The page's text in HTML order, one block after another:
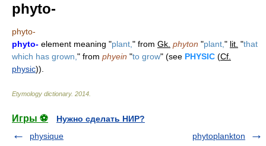
phyto-
phyto-
phyto- element meaning "plant, " from Gk. phyton "plant, " lit. "that
which has grown, " from phyein "to grow" (see PHYSIC (Cf.
physic)).
Etymology dictionary. 2014
Игры ⚽
Нужно сделать НИР?
physique
phytoplankton